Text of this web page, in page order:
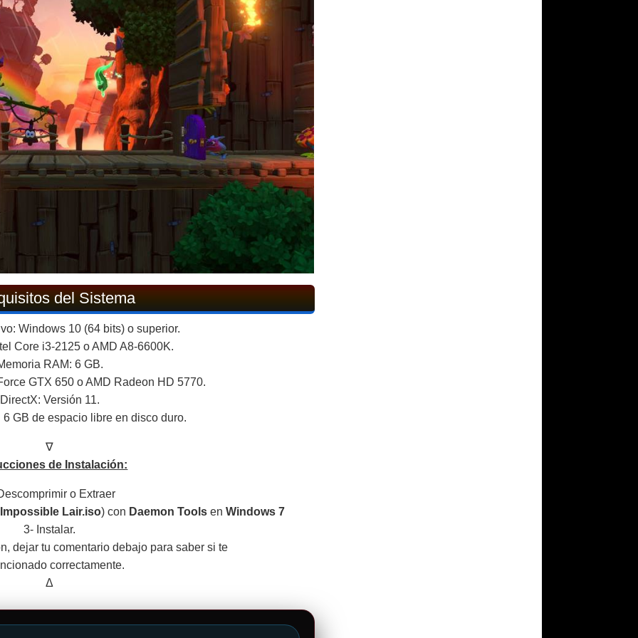
del Sistema
Windows 10 (64 bits) o superior.
Core i3-2125 o AMD A8-6600K.
RAM: 6 GB.
GTX 650 o AMD Radeon HD 5770.
DirectX: Versión 11.
GB de espacio libre en disco duro.
∇
de Instalación:
o Extraer
Lair.iso) con Daemon Tools enWindows 7
3- Instalar.
dejar tu comentario debajo para saber si te
correctamente.
Δ